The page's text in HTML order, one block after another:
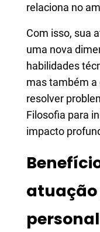
relaciona no
Com isso, sua
uma nova
habilidades
mas também a
resolver
Filosofia para
impacto
atuação